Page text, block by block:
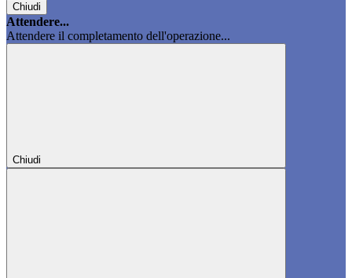
Chiudi
Attendere...
Attendere il completamento dell'operazione...
Chiudi